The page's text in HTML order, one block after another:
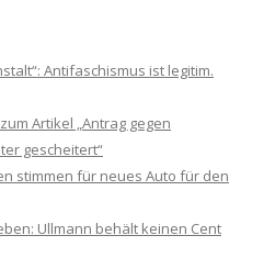
Antifaschismus ist legitim.
Artikel „Antrag gegen
gescheitert“
stimmen für neues Auto für den
Ullmann behält keinen Cent